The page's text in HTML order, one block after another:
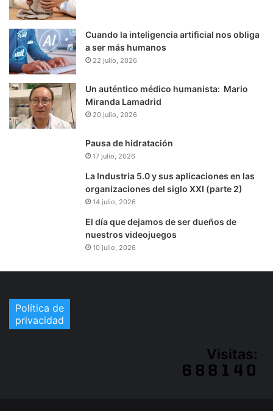
Cuando la inteligencia artificial nos obliga
a ser más humanos
22 julio, 2026
Un auténtico médico humanista: Mario
Miranda Lamadrid
20 julio, 2026
Pausa de hidratación
17 julio, 2026
La Industria 5.0 y sus aplicaciones en las
organizaciones del siglo XXI (parte 2)
14 julio, 2026
El día que dejamos de ser dueños de
nuestros videojuegos
10 julio, 2026
Política de
privacidad
Visitas: